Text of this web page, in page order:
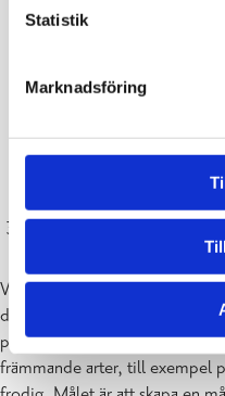
Statistik
Marknadsföring
Vid Stabsgatan i Karis
dagvattenfåra. I områdets
parkliknande gräsområde.
främmande arter, till exempel